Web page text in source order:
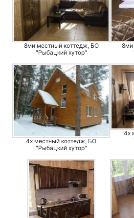
8ми местный коттедж, БО
"Рыбацкий хутор"
8ми
4х местный коттедж, БО
"Рыбацкий хутор"
4х